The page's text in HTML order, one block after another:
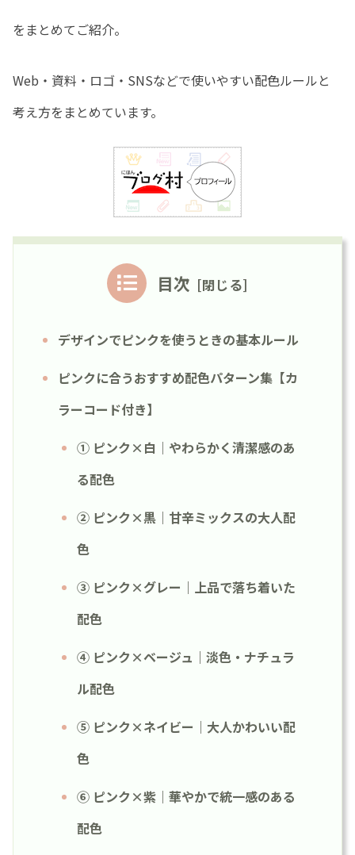
をまとめてご紹介。
Web・資料・ロゴ・SNSなどで使いやすい配色ルールと
考え方をまとめています。
目次
デザインでピンクを使うときの基本ルール
ピンクに合うおすすめ配色パターン集【カ
ラーコード付き】
① ピンク×白｜やわらかく清潔感のあ
る配色
② ピンク×黒｜甘辛ミックスの大人配
色
③ ピンク×グレー｜上品で落ち着いた
配色
④ ピンク×ベージュ｜淡色・ナチュラ
ル配色
⑤ ピンク×ネイビー｜大人かわいい配
色
⑥ ピンク×紫｜華やかで統一感のある
配色